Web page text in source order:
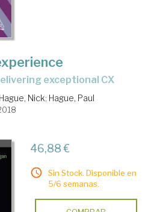
exceptional CX
Hague, Nick; Hague, Paul
46,88 €
Sin Stock. Disponible en
5/6 semanas.